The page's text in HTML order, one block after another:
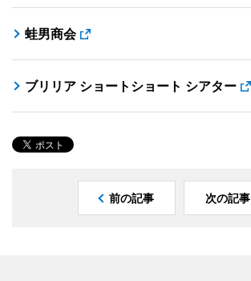
蛙男商会
ブリリア ショートショート シアター
前の記事 次の記事